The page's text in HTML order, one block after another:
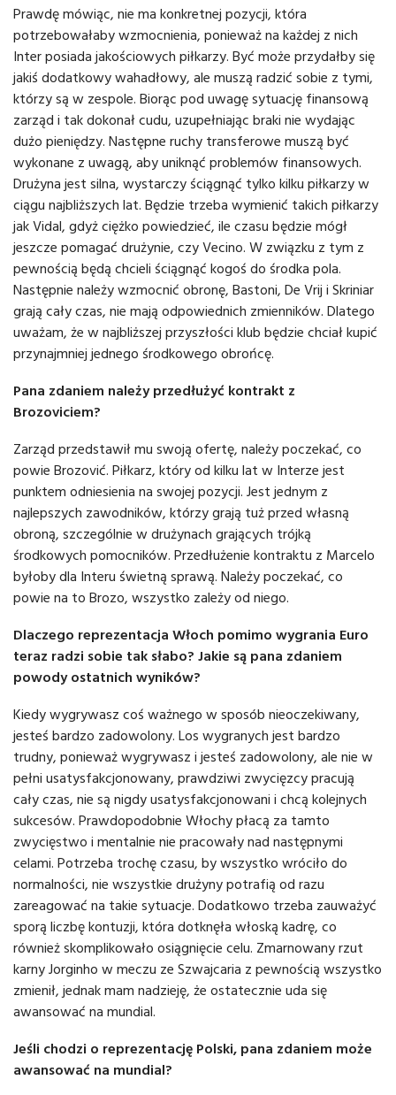
Prawdę mówiąc, nie ma konkretnej pozycji, która
potrzebowałaby wzmocnienia, ponieważ na każdej z nich
Inter posiada jakościowych piłkarzy. Być może przydałby się
jakiś dodatkowy wahadłowy, ale muszą radzić sobie z tymi,
którzy są w zespole. Biorąc pod uwagę sytuację finansową
zarząd i tak dokonał cudu, uzupełniając braki nie wydając
dużo pieniędzy. Następne ruchy transferowe muszą być
wykonane z uwagą, aby uniknąć problemów finansowych.
Drużyna jest silna, wystarczy ściągnąć tylko kilku piłkarzy w
ciągu najbliższych lat. Będzie trzeba wymienić takich piłkarzy
jak Vidal, gdyż ciężko powiedzieć, ile czasu będzie mógł
jeszcze pomagać drużynie, czy Vecino. W związku z tym z
pewnością będą chcieli ściągnąć kogoś do środka pola.
Następnie należy wzmocnić obronę, Bastoni, De Vrij i Skriniar
grają cały czas, nie mają odpowiednich zmienników. Dlatego
uważam, że w najbliższej przyszłości klub będzie chciał kupić
przynajmniej jednego środkowego obrońcę.
Pana zdaniem należy przedłużyć kontrakt z
Brozoviciem?
Zarząd przedstawił mu swoją ofertę, należy poczekać, co
powie Brozović. Piłkarz, który od kilku lat w Interze jest
punktem odniesienia na swojej pozycji. Jest jednym z
najlepszych zawodników, którzy grają tuż przed własną
obroną, szczególnie w drużynach grających trójką
środkowych pomocników. Przedłużenie kontraktu z Marcelo
byłoby dla Interu świetną sprawą. Należy poczekać, co
powie na to Brozo, wszystko zależy od niego.
Dlaczego reprezentacja Włoch pomimo wygrania Euro
teraz radzi sobie tak słabo? Jakie są pana zdaniem
powody ostatnich wyników?
Kiedy wygrywasz coś ważnego w sposób nieoczekiwany,
jesteś bardzo zadowolony. Los wygranych jest bardzo
trudny, ponieważ wygrywasz i jesteś zadowolony, ale nie w
pełni usatysfakcjonowany, prawdziwi zwycięzcy pracują
cały czas, nie są nigdy usatysfakcjonowani i chcą kolejnych
sukcesów. Prawdopodobnie Włochy płacą za tamto
zwycięstwo i mentalnie nie pracowały nad następnymi
celami. Potrzeba trochę czasu, by wszystko wróciło do
normalności, nie wszystkie drużyny potrafią od razu
zareagować na takie sytuacje. Dodatkowo trzeba zauważyć
sporą liczbę kontuzji, która dotknęła włoską kadrę, co
również skomplikowało osiągnięcie celu. Zmarnowany rzut
karny Jorginho w meczu ze Szwajcaria z pewnością wszystko
zmienił, jednak mam nadzieję, że ostatecznie uda się
awansować na mundial.
Jeśli chodzi o reprezentację Polski, pana zdaniem może
awansować na mundial?